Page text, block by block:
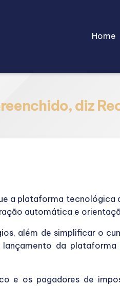
Home
diz
a plataforma
automática e
além de simplificar o
da
e os pagadores de